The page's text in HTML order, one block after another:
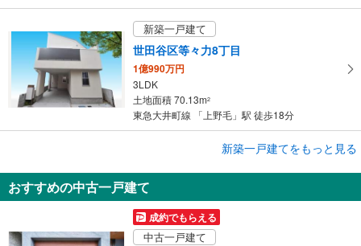
新築一戸建て
世田谷区等々力8丁目
1億990万円
3LDK
土地面積 70.13m2
東急大井町線 「上野毛」駅 徒歩18分
世田谷区野毛1丁目
1億6,700万円
3LDK
土地面積 119.89m2
東急大井町線 「上野毛」駅 徒歩19分
新築一戸建てをもっと見る
おすすめの中古一戸建て
成約でもらえる
中古一戸建て